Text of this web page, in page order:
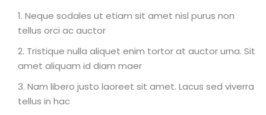
Neque sodales ut etiam sit amet nisl purus non
tellus orci ac auctor
Tristique nulla aliquet enim tortor at auctor urna. Sit
amet aliquam id diam maer
Nam libero justo laoreet sit amet. Lacus sed viverra
tellus in hac